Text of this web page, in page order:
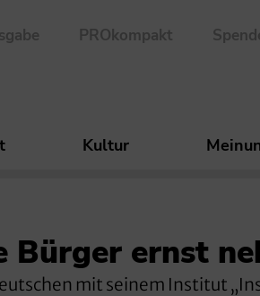
PROkompakt
Kultur
Bürger ernst
mit seinem Institut